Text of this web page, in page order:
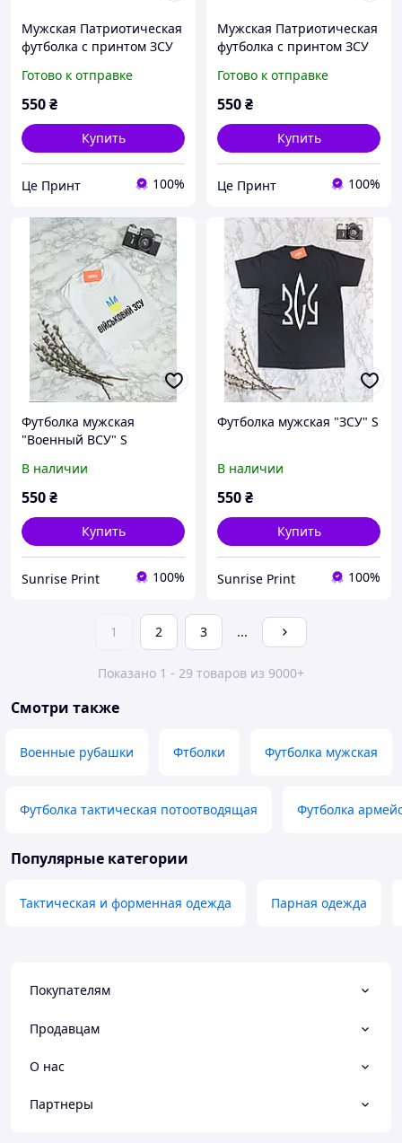
Мужская Патриотическая
футболка с принтом ЗСУ
Готово к отправке
550₴
Купить
Це Принт 100%
Мужская Патриотическая
футболка с принтом ЗСУ
Готово к отправке
550₴
Купить
Це Принт 100%
Футболка мужская
"Военный ВСУ" S
В наличии
550₴
Купить
Sunrise Print 100%
Футболка мужская "ЗСУ" S
В наличии
550₴
Купить
Sunrise Print 100%
1 2 3 ...
Показано 1 - 29 товаров из 9000+
Смотри также
Военные рубашки Фтболки Футболка мужская
Футболка тактическая потоотводящая Футболка
Популярные категории
Тактическая и форменная одежда Парная одежда
Покупателям
Продавцам
О нас
Партнеры